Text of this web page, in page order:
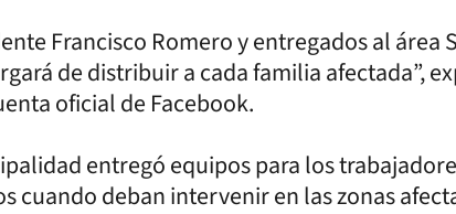
Francisco Romero y entregados al área
de distribuir a cada familia afectada”,
oficial de Facebook.
entregó equipos para los
cuando deban intervenir en las zonas